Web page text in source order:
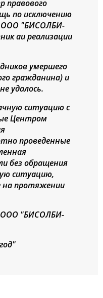
правового
по исключению
ООО "БИСОЛБИ-
аи реализации
умершего
гражданина) и
удалось.
ситуацию с
Центром
проведенные
без обращения
ситуацию,
протяжении
ООО "БИСОЛБИ-